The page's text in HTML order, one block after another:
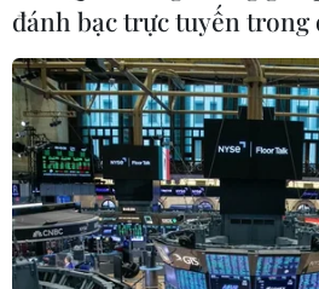
tuyệt vời để tận hưởng ánh nắng
Đông.”
đánh bạc trực tuyến trong